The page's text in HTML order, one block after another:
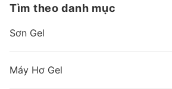
Tìm theo danh mục
Sơn Gel
Máy Hơ Gel